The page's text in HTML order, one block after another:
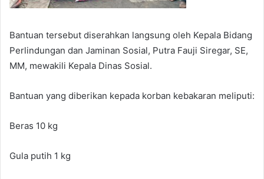
Bantuan tersebut diserahkan langsung oleh Kepala Bidang
Perlindungan dan Jaminan Sosial, Putra Fauji Siregar, SE,
MM, mewakili Kepala Dinas Sosial.
Bantuan yang diberikan kepada korban kebakaran meliputi:
Beras 10 kg
Gula putih 1 kg